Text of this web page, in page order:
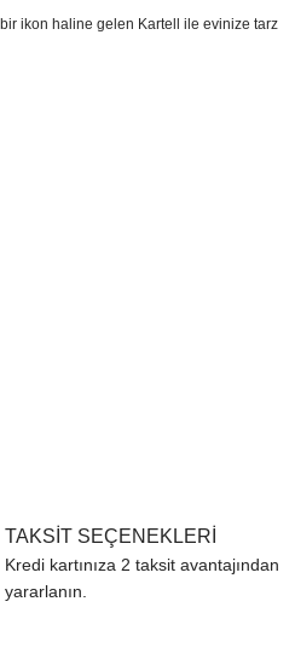
bir ikon haline gelen Kartell ile evinize tarz
TAKSİT SEÇENEKLERİ
Kredi kartınıza 2 taksit avantajından
yararlanın.